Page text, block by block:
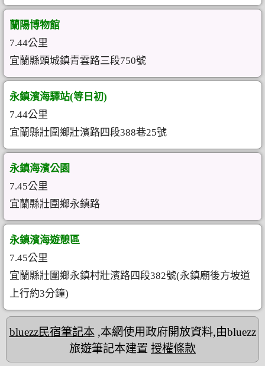
蘭陽博物館
7.44公里
宜蘭縣頭城鎮青雲路三段750號
永鎮濱海驛站(等日初)
7.44公里
宜蘭縣壯圍鄉壯濱路四段388巷25號
永鎮海濱公園
7.45公里
宜蘭縣壯圍鄉永鎮路
永鎮濱海遊憩區
7.45公里
宜蘭縣壯圍鄉永鎮村壯濱路四段382號(永鎮廟後方坡道
上行約3分鐘)
bluezz民宿筆記本,本網使用政府開放資料,由bluezz
旅遊筆記本建置 授權條款